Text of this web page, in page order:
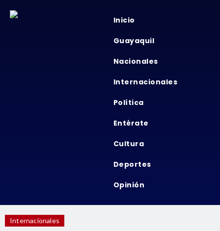
Inicio
Guayaquil
Nacionales
Internacionales
Política
Entérate
Cultura
Deportes
Opinión
Internacionales